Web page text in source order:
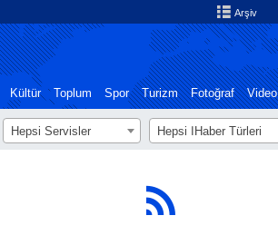
Arşiv
Kültür Toplum Spor Turizm Fotoğraf Video
Hepsi Servisler Hepsi اHaber Türleri